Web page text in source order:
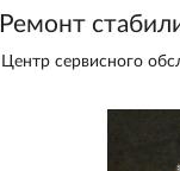
Ремонт
Центр сервисного